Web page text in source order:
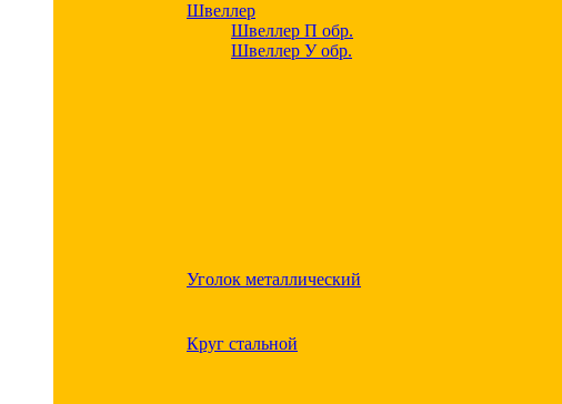
Швеллер
Швеллер П обр.
Швеллер У обр.
Уголок металлический
Круг стальной